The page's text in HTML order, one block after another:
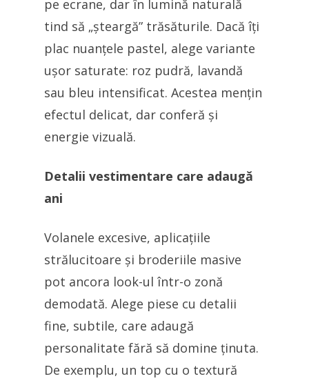
pe ecrane, dar în lumină naturală
tind să „șteargă” trăsăturile. Dacă îți
plac nuanțele pastel, alege variante
ușor saturate: roz pudră, lavandă
sau bleu intensificat. Acestea mențin
efectul delicat, dar conferă și
energie vizuală.
Detalii vestimentare care adaugă
ani
Volanele excesive, aplicațiile
strălucitoare și broderiile masive
pot ancora look-ul într-o zonă
demodată. Alege piese cu detalii
fine, subtile, care adaugă
personalitate fără să domine ținuta.
De exemplu, un top cu o textură